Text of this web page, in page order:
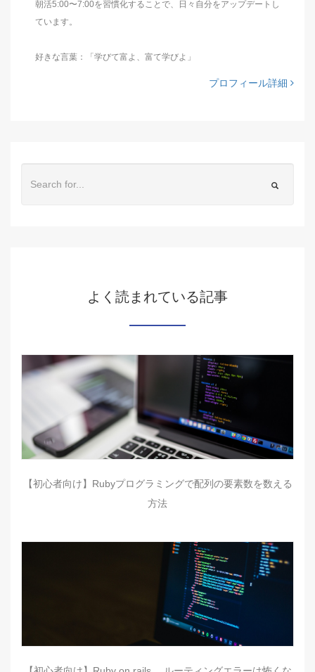
朝活5:00〜7:00を習慣化することで、日々自分をアップデートし
ています。
好きな言葉：「学びて富よ、富て学びよ」
プロフィール詳細
よく読まれている記事
【初心者向け】Rubyプログラミングで配列の要素数を数える
方法